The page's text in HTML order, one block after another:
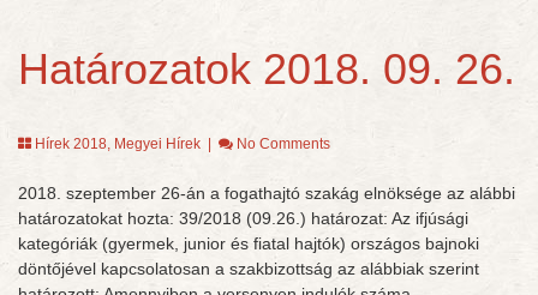
Határozatok 2018. 09. 26.
Hírek 2018, Megyei Hírek No Comments
2018. szeptember 26-án a fogathajtó szakág elnöksége az alábbi
határozatokat hozta: 39/2018 (09.26.) határozat: Az ifjúsági
kategóriák (gyermek, junior és fiatal hajtók) országos bajnoki
döntőjével kapcsolatosan a szakbizottság az alábbiak szerint